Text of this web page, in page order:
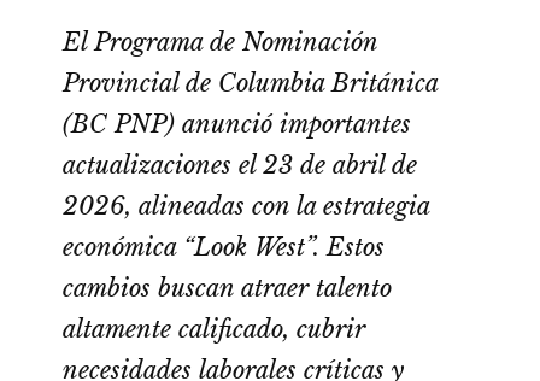
El Programa de Nominación
Provincial de Columbia Británica
(BC PNP) anunció importantes
actualizaciones el 23 de abril de
2026, alineadas con la estrategia
económica “Look West”. Estos
cambios buscan atraer talento
altamente calificado, cubrir
necesidades laborales críticas y